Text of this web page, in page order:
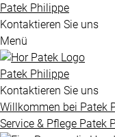
Golden
Gondolo
Grandes
Complications
UHREN
VINTAGE
SCHMUCK
BLOME
SERVICE
Patek Philippe
Kontaktieren Sie uns
Menü
Patek Philippe
Kontaktieren Sie uns
Willkommen bei Patek
Service & Pflege Patek